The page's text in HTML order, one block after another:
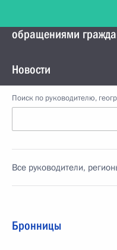
обращениями
Новости
Поиск по руководителю,
Все руководители,
Бронницы